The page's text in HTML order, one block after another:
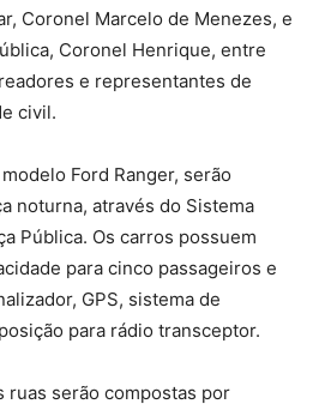
Coronel Marcelo de Menezes, e
Coronel Henrique, entre
e representantes de
civil.
Ford Ranger, serão
noturna, através do Sistema
Pública. Os carros possuem
para cinco passageiros e
GPS, sistema de
para rádio transceptor.
ruas serão compostas por